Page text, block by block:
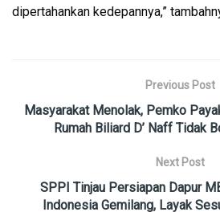
dipertahankan kedepannya,”
Previous Post
Masyarakat Menolak, Pemko
Rumah Biliard D’ Naff Tidak
Next Post
SPPI Tinjau Persiapan Dapur
Indonesia Gemilang, Layak